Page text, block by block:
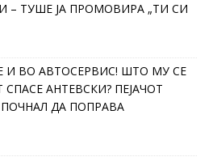
– ТУШЕ ЈА ПРОМОВИРА „ТИ СИ
И ВО АВТОСЕРВИС! ШТО МУ СЕ
АНТЕВСКИ? ПЕЈАЧОТ
ДА ПОПРАВА